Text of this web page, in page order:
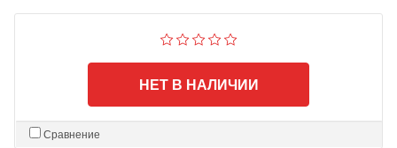
НЕТ В НАЛИЧИИ
Сравнение